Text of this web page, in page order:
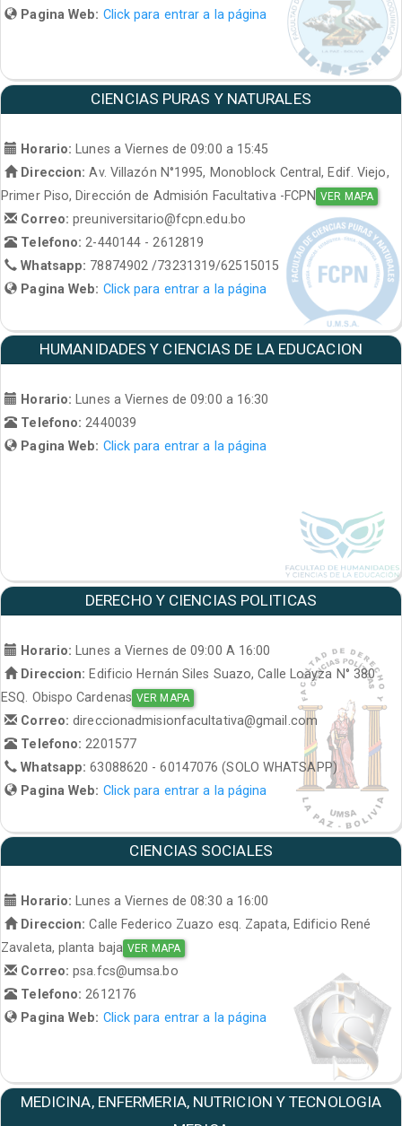
Pagina Web: Click para entrar a la página
CIENCIAS PURAS Y NATURALES
Horario:
Lunes a Viernes de 09:00 a 15:45
Direccion: Av. Villazón N°1995, Monoblock Central, Edif. Viejo,
Primer Piso, Dirección de Admisión Facultativa -FCPN VER MAPA
Correo:preuniversitario@fcpn.edu.bo
Telefono: 2-440144 - 2612819
Whatsapp: 78874902 /73231319/62515015
Pagina Web: Click para entrar a la página
HUMANIDADES Y CIENCIAS DE LA EDUCACION
Horario: Lunes a Viernes de 09:00 a 16:30
Telefono:2440039
Pagina Web: Click para entrar a la página
DERECHO Y CIENCIAS POLITICAS
Horario:
Lunes a Viernes de 09:00 A 16:00
Direccion: Edificio Hernán Siles Suazo, Calle Loayza N° 380
ESQ. Obispo Cardenas VER MAPA
Correo:direccionadmisionfacultativa@gmail.com
Telefono: 2201577
Whatsapp:63088620 - 60147076 (SOLO WHATSAPP)
Pagina Web: Click para entrar a la página
CIENCIAS SOCIALES
Horario:
Lunes a Viernes de 08:30 a 16:00
Direccion: Calle Federico Zuazo esq. Zapata, Edificio René
Zavaleta, planta baja VER MAPA
Correo:psa.fcs@umsa.bo
Telefono: 2612176
Pagina Web: Click para entrar a la página
MEDICINA, ENFERMERIA, NUTRICION Y TECNOLOGIA